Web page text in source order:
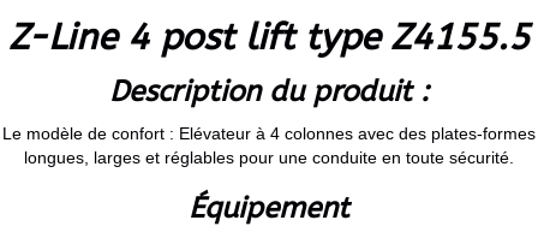
Z-Line 4 post lift type Z4155.5
Description du produit :
Le modèle de confort : Elévateur à 4 colonnes avec des plates-formes
longues, larges et réglables pour une conduite en toute sécurité.
Équipement